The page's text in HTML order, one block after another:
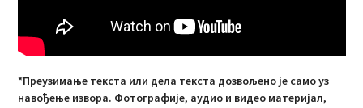
*Преузимање текста или дела текста дозвољено је само уз
навођење извора. Фотографије, аудио и видео материјал,